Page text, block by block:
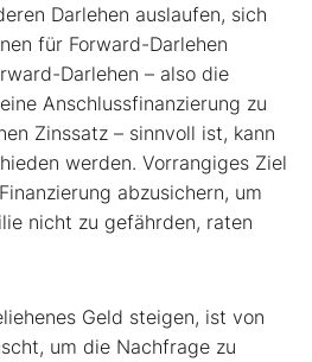
Darlehen auslaufen, sich
für Forward-Darlehen
Darlehen – also die
Anschlussfinanzierung zu
Zinssatz – sinnvoll ist, kann
werden. Vorrangiges Ziel
abzusichern, um
nicht zu gefährden, raten
Geld steigen, ist von
um die Nachfrage zu